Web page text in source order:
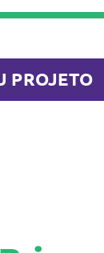
PROJETO